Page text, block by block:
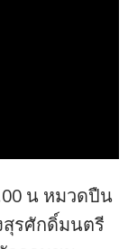
น หมวดปืน
สุรศักดิ์มนตรี